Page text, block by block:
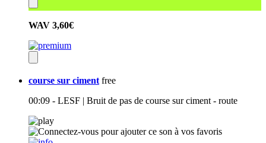
WAV 3,60€
course sur ciment free
00:09 - LESF | Bruit de pas de course sur ciment - route